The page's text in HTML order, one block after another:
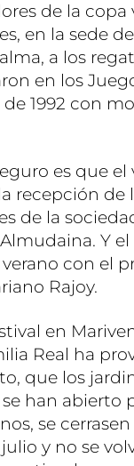
de la copa
en la sede
a los
en los
1992 con
es que el
recepción de
de la
Y el
con el
Rajoy.
en
Real ha
que los
han abierto
se
y no se